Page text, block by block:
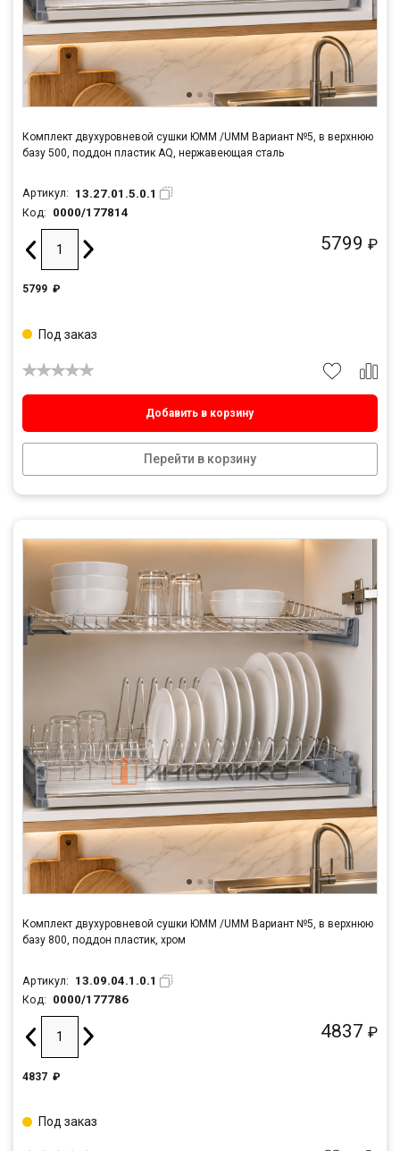
Комплект двухуровневой сушки ЮММ /UMM Вариант №5, в верхнюю
базу 500, поддон пластик AQ, нержавеющая сталь
Артикул: 13.27.01.5.0.1
Код: 0000/177814
5799 ₽
5799 ₽
Добавить в корзину
Перейти в корзину
Под заказ
Комплект двухуровневой сушки ЮММ /UMM Вариант №5, в верхнюю
базу 800, поддон пластик, хром
Артикул: 13.09.04.1.0.1
Код: 0000/177786
4837 ₽
4837 ₽
Под заказ